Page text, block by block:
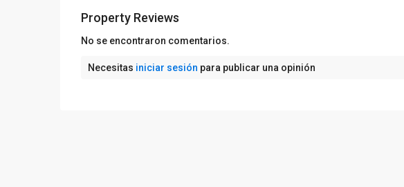
Property Reviews
No se encontraron comentarios.
Necesitas iniciar sesión para publicar una opinión